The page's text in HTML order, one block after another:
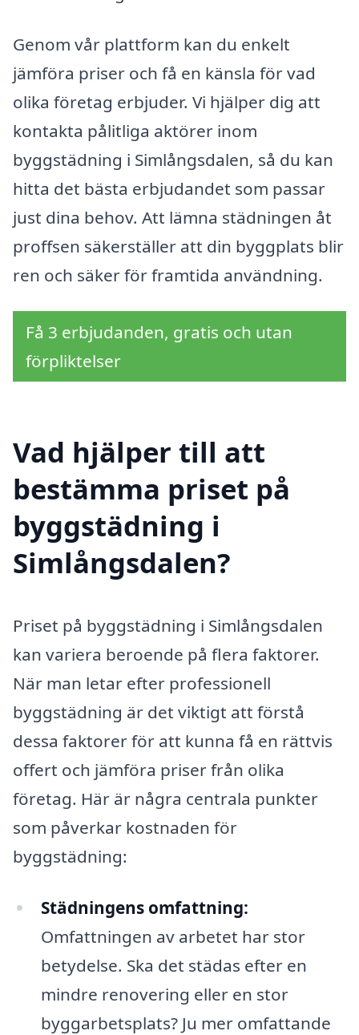
Genom vår plattform kan du enkelt
jämföra priser och få en känsla för vad
olika företag erbjuder. Vi hjälper dig att
kontakta pålitliga aktörer inom
byggstädning i Simlångsdalen, så du kan
hitta det bästa erbjudandet som passar
just dina behov. Att lämna städningen åt
proffsen säkerställer att din byggplats blir
ren och säker för framtida användning.
Få 3 erbjudanden, gratis och utan
förpliktelser
Vad hjälper till att
bestämma priset på
byggstädning i
Simlångsdalen?
Priset på byggstädning i Simlångsdalen
kan variera beroende på flera faktorer.
När man letar efter professionell
byggstädning är det viktigt att förstå
dessa faktorer för att kunna få en rättvis
offert och jämföra priser från olika
företag. Här är några centrala punkter
som påverkar kostnaden för
byggstädning:
Städningens omfattning:
Omfattningen av arbetet har stor
betydelse. Ska det städas efter en
mindre renovering eller en stor
byggarbetsplats? Ju mer omfattande